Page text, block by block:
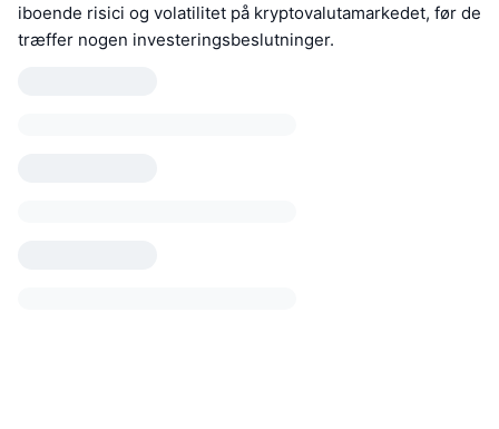
iboende risici og volatilitet på kryptovalutamarkedet, før de
træffer nogen investeringsbeslutninger.